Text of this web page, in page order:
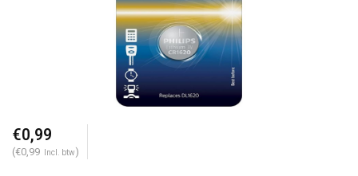
€0,99
(€0,99 Incl. btw)